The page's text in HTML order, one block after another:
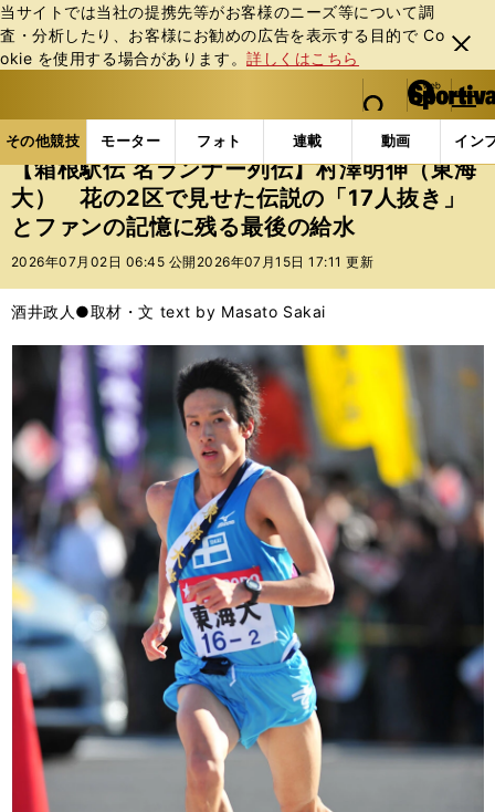
当サイトでは当社の提携先等がお客様のニーズ等について調
査・分析したり、お客様にお勧めの広告を表⽰する⽬的で Co
okie を使⽤する場合があります。詳しくはこちら
閉じ
る
web Sportiva (webスポルティーバ)
検索
マイペ
ー
ジ
メニュ
その他競技 モーター フォト 連載 動画 イン
ス
ポ
ル
テ
ー
バ
その他競技の記事一覧 陸上 【箱根駅伝 名ランナー
【箱根駅伝 名ランナー列伝】村澤明伸（東海
大） 花の2区で見せた伝説の「17人抜き」
とファンの記憶に残る最後の給水
2026年07月02日 06:45 公開 2026年07月15日 17:11 更新
酒井政人●取材・文 text by Masato Sakai